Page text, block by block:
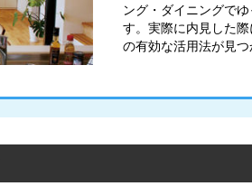
ング・ダイニングで
す。実際に内見した
の有効な活用法が見つ